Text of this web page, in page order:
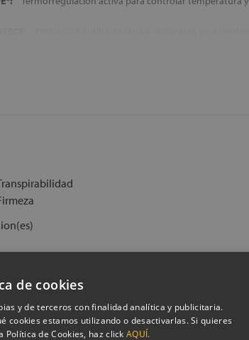
HR de 20 cm que aporta firmeza, adaptabilidad y
de cookies
y de terceros con finalidad analítica y publicitaria.
cookies estamos utilizando o desactivarlas. Si quieres
Política de Cookies, haz click AQUÍ.